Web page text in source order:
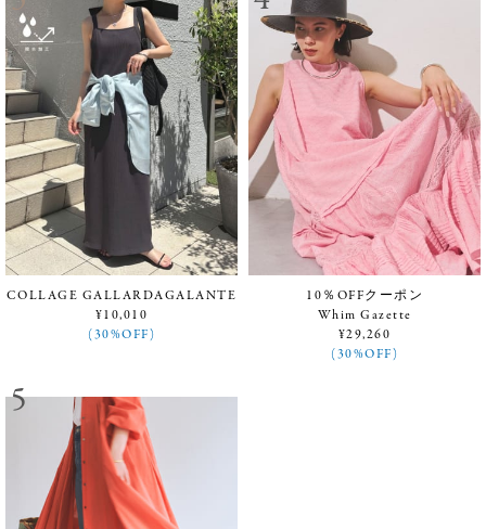
COLLAGE GALLARDAGALANTE
¥10,010
(30%OFF)
10％OFFクーポン
Whim Gazette
¥29,260
(30%OFF)